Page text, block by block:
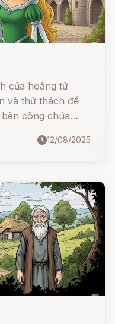
của hoàng tử
và thử thách để
công chúa
phục mọi người
12/08/2025